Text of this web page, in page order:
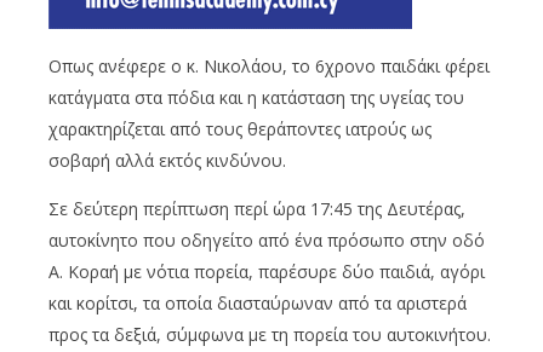
Οπως ανέφερε ο κ. Νικολάου, το 6χρονο παιδάκι φέρει
κατάγματα στα πόδια και η κατάσταση της υγείας του
χαρακτηρίζεται από τους θεράποντες ιατρούς ως
σοβαρή αλλά εκτός κινδύνου.
Σε δεύτερη περίπτωση περί ώρα 17:45 της Δευτέρας,
αυτοκίνητο που οδηγείτο από ένα πρόσωπο στην οδό
Α. Κοραή με νότια πορεία, παρέσυρε δύο παιδιά, αγόρι
και κορίτσι, τα οποία διασταύρωναν από τα αριστερά
προς τα δεξιά, σύμφωνα με τη πορεία του αυτοκινήτου.